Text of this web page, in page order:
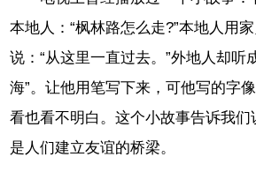
本地人：“枫林路怎么走?”本地人用
说：“从这里一直过去。”外地人却听
海”。让他用笔写下来，可他写的字
看也看不明白。这个小故事告诉我
是人们建立友谊的桥梁。